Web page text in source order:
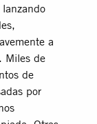
a
Miles de
de
por